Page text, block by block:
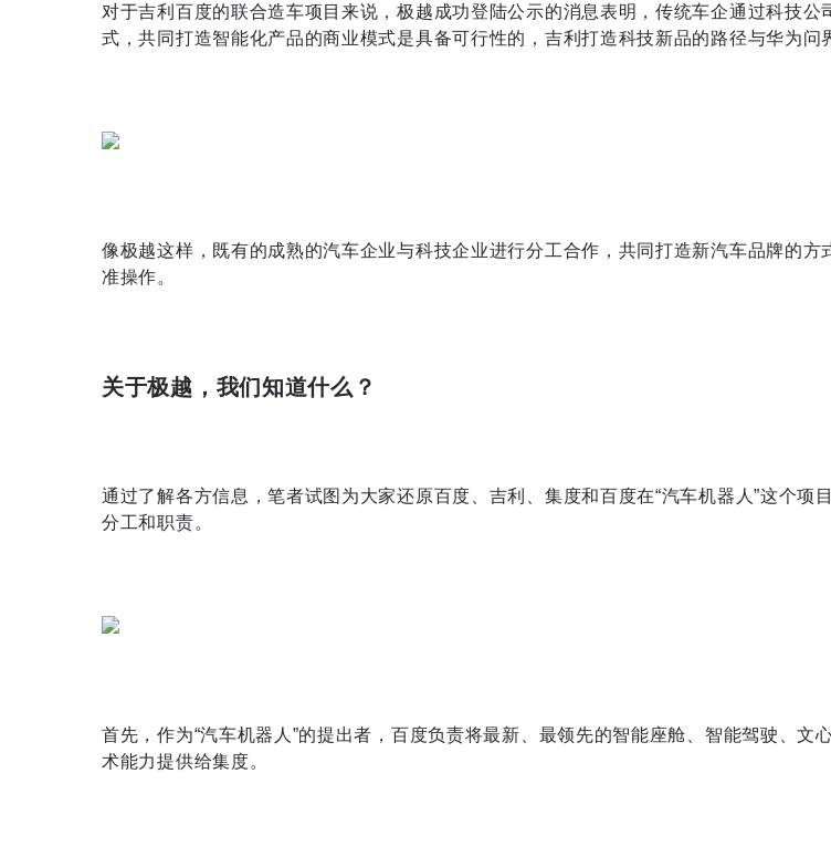
对于吉利百度的联合造车项目来说，极越成功登陆公示的消息表明，传统车企通过科技公
式，共同打造智能化产品的商业模式是具备可行性的，吉利打造科技新品的路径与华为问
像极越这样，既有的成熟的汽车企业与科技企业进行分工合作，共同打造新汽车品牌的方
准操作。
关于极越，我们知道什么？
通过了解各方信息，笔者试图为大家还原百度、吉利、集度和百度在“汽车机器人”这个项
分工和职责。
首先，作为“汽车机器人”的提出者，百度负责将最新、最领先的智能座舱、智能驾驶、文
术能力提供给集度。